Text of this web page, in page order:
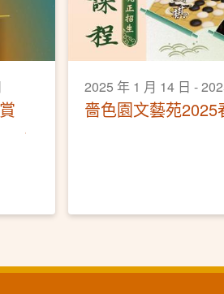
2025 年 1 月 14 日 -
嗇色園文藝苑2025